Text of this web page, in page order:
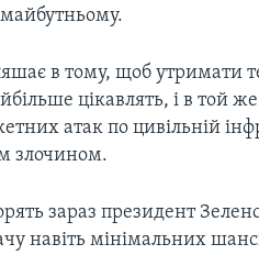
в тому, щоб утримати
цікавлять, і в той
атак по цивільній
злочином.
зараз президент
навіть мінімальних